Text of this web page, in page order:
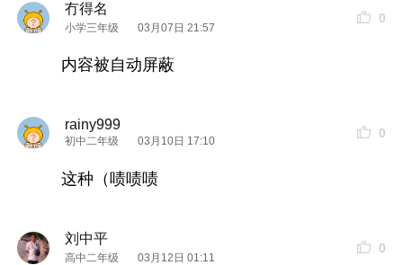
冇得名
小学三年级 03月07日 21:57
0
内容被自动屏蔽
rainy999
初中二年级 03月10日 17:10
0
这种（啧啧啧
刘中平
高中二年级 03月12日 01:11
0